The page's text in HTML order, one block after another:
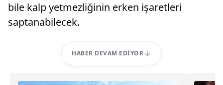
bile kalp yetmezliğinin erken işaretleri
saptanabilecek.
HABER DEVAM EDIYOR